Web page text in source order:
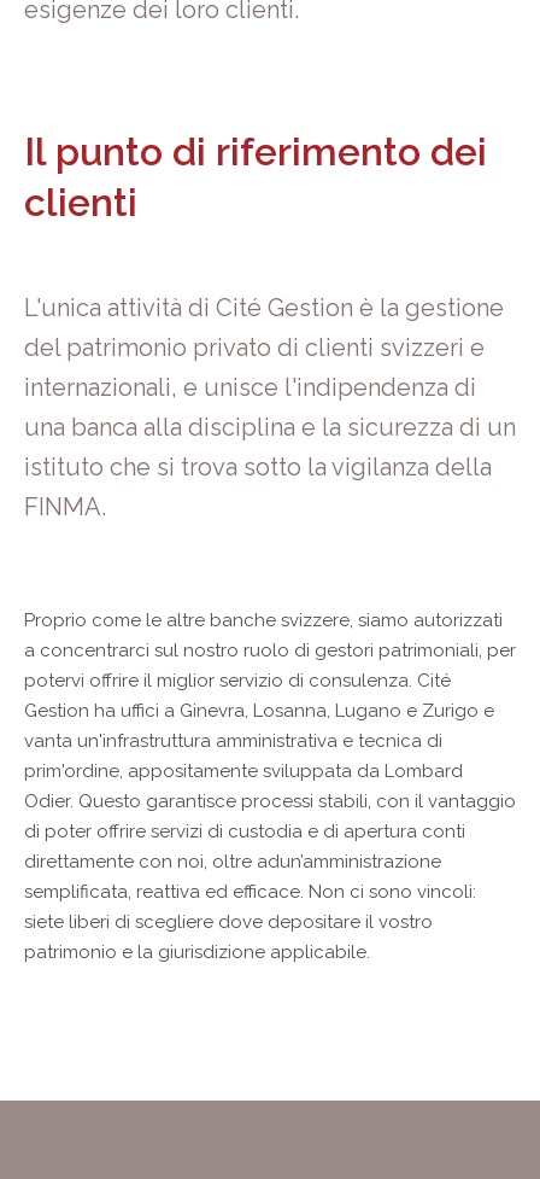
esigenze dei loro clienti.
Il punto di riferimento dei
clienti
L'unica attività di Cité Gestion è la gestione
del patrimonio privato di clienti svizzeri e
internazionali, e unisce l'indipendenza di
una banca alla disciplina e la sicurezza di un
istituto che si trova sotto la vigilanza della
FINMA.
Proprio come le altre banche svizzere, siamo autorizzati
a concentrarci sul nostro ruolo di gestori patrimoniali, per
potervi offrire il miglior servizio di consulenza. Cité
Gestion ha uffici a Ginevra, Losanna, Lugano e Zurigo e
vanta un'infrastruttura amministrativa e tecnica di
prim'ordine, appositamente sviluppata da Lombard
Odier. Questo garantisce processi stabili, con il vantaggio
di poter offrire servizi di custodia e di apertura conti
direttamente con noi, oltre adun’amministrazione
semplificata, reattiva ed efficace. Non ci sono vincoli:
siete liberi di scegliere dove depositare il vostro
patrimonio e la giurisdizione applicabile.